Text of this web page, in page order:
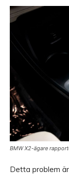
BMW X2-ägare
Detta problem